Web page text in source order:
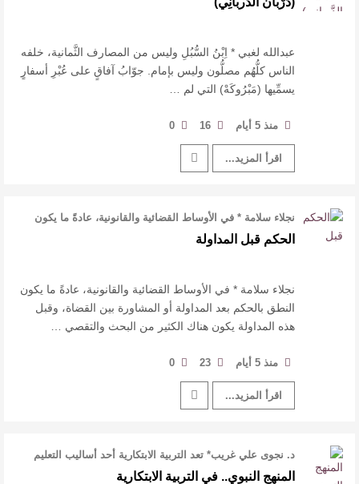
عتبات التأويل وقراءة التشكيل الصوفي والفلسفي
في “مملكة الله” للدكتور محمد بدوي
عنترة بن شداد… الشاعر الفارس
عبدالله لغبي * اِبْنُ السُّبُلِ وليس من المصارف الثَّمانية، خلفه
الناس كلُّهُم مصلُّون وليس بإمام. جوّابُ آفاقٍ على عُبْرِ أسفارٍ
يسمِّيها (مَبْرُوكَهْ) التي لم …
منذ 5 أيام 16
0
اقرأ المزيد...
نجلاء سلامة * في الأوساط القضائية والقانونية، عادةً ما يكون
النطق بالحكم بعد الم …
الحكم قبل المداولة
نجلاء سلامة * في الأوساط القضائية والقانونية، عادةً ما يكون
النطق بالحكم بعد المداولة أو المشاورة بين القضاة، وقبل
هذه المداولة يكون هناك الكثير من البحث والتقصي …
منذ 5 أيام 23
0
اقرأ المزيد...
د. نجوى علي غريب* تعد التربية الابتكارية أحد أساليب التعليم
التي تحث عليها أنظمة …
المنهج النبوي.. في التربية الابتكارية